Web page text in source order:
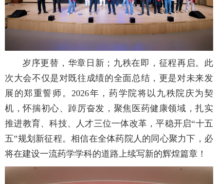
岁序更替，华章日新；九秩在即，征程再启。此
次大会不仅是对既往成绩的全面总结，更是对未来发
展的郑重誓师。2026年，药学院将以九秩院庆为契
机，怀揣初心、踔厉奋发，聚焦医药健康领域，扎实
推进教育、科技、人才三位一体改革，平稳开启“十五
五”规划新征程。相信在全体药院人的同心聚力下，必
将在建设一流药学学科的道路上续写新的辉煌篇章！